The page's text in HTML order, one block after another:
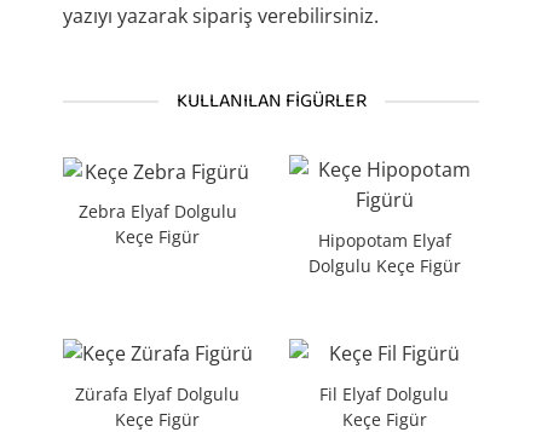
yazıyı yazarak sipariş verebilirsiniz.
KULLANILAN FIGÜRLER
Zebra Elyaf Dolgulu
Keçe Figür
Hipopotam Elyaf
Dolgulu Keçe Figür
Zürafa Elyaf Dolgulu
Keçe Figür
Fil Elyaf Dolgulu
Keçe Figür